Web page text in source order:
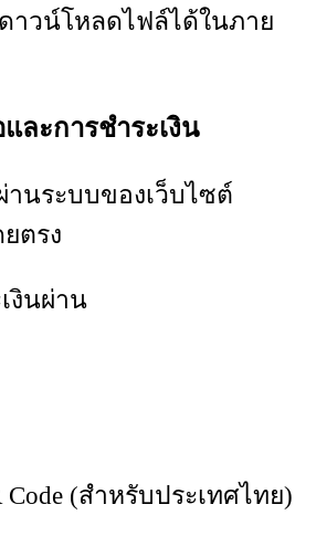
าวน์โหลดไฟล์ได้ในภาย
ละการชำระเงิน
านระบบของเว็บไซต์
ยตรง
งินผ่าน
Code (สำหรับประเทศไทย)